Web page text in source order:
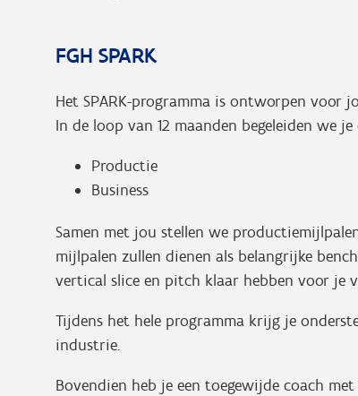
FGH SPARK
Het SPARK-programma is ontworpen voor
In de loop van 12 maanden begeleiden we
Productie
Business
Samen met jou stellen we
mijlpalen zullen dienen als belangrijke
vertical slice en pitch klaar hebben voor je
Tijdens het hele programma krijg je
industrie.
Bovendien heb je een toegewijde coach